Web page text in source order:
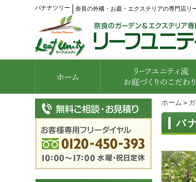
バナナツリー 奈良の外構・お庭・エクステリアの専門店リ
ホーム ＞
バ